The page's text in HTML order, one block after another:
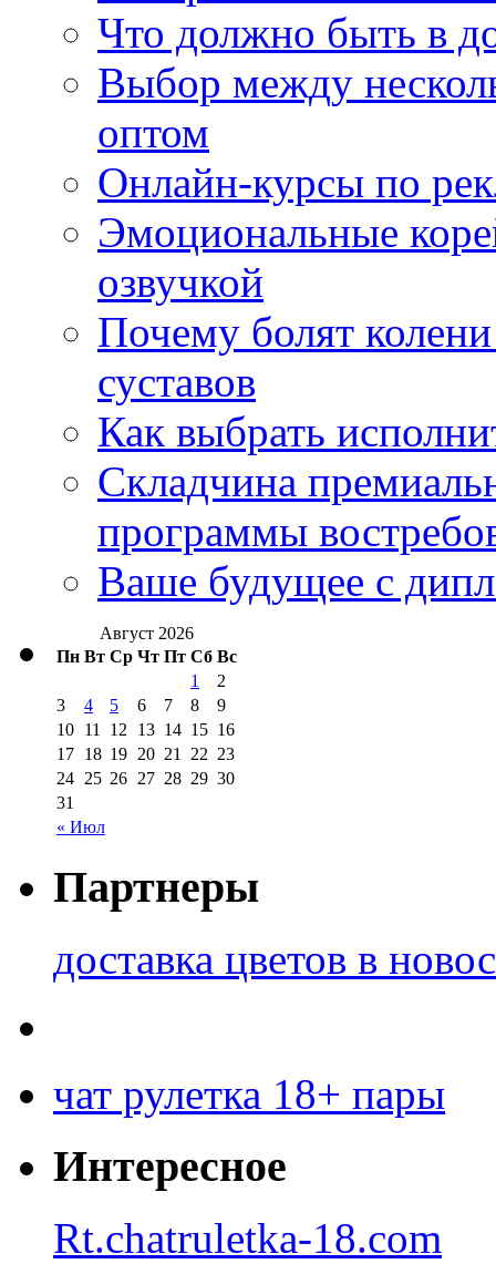
Что должно быть в
Выбор между
оптом
Онлайн-курсы по
Эмоциональные
озвучкой
Почему болят
суставов
Как выбрать
Складчина
программы
Ваше будущее с
Август 2026
Пн Вт Ср Чт Пт Сб Вс
« Июл
1
2
3
4 5 6 7 8
9
10 11 12 13 14 15 16
17 18 19 20 21 22 23
24 25 26 27 28 29 30
31
Партнеры
доставка цветов в
чат рулетка 18+ пары
Интересное
Rt.chatruletka-18.com